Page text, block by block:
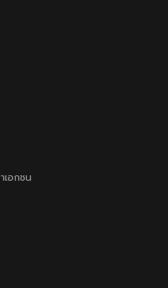
เอกชน